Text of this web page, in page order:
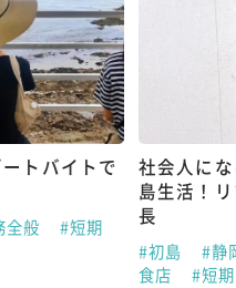
トバイトで
全般
#短期
社会人に
島生活！
長
#初島
#静
食店
#短